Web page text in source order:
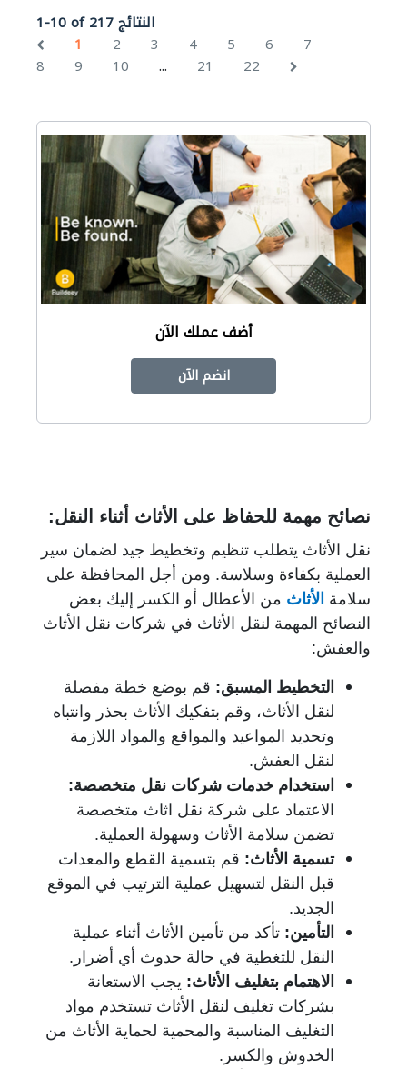
1-10 of 217 النتائج
1
2 3 4 5 6
7
8
9 10 ... 21 22
أضف عملك الآن
انضم الآن
نصائح مهمة للحفاظ على الأثاث أثناء النقل:
نقل الأثاث يتطلب تنظيم وتخطيط جيد لضمان سير
العملية بكفاءة وسلاسة. ومن أجل المحافظة على
سلامة الأثاث من الأعطال أو الكسر إليك بعض
النصائح المهمة لنقل الأثاث في شركات نقل الأثاث
والعفش:
التخطيط المسبق: قم بوضع خطة مفصلة
لنقل الأثاث، وقم بتفكيك الأثاث بحذر وانتباه
وتحديد المواعيد والمواقع والمواد اللازمة
لنقل العفش.
استخدام خدمات شركات نقل متخصصة:
الاعتماد على شركة نقل اثاث متخصصة
تضمن سلامة الأثاث وسهولة العملية.
تسمية الأثاث: قم بتسمية القطع والمعدات
قبل النقل لتسهيل عملية الترتيب في الموقع
الجديد.
التأمين: تأكد من تأمين الأثاث أثناء عملية
النقل للتغطية في حالة حدوث أي أضرار.
الاهتمام بتغليف الأثاث: يجب الاستعانة
بشركات تغليف لنقل الأثاث تستخدم مواد
التغليف المناسبة والمحمية لحماية الأثاث من
الخدوش والكسر.